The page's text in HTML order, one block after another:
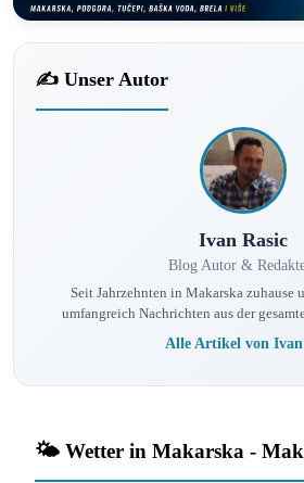
✍️ Unser Autor
Ivan Rasic
Blog Autor &
Seit Jahrzehnten in Makarska zuhause
umfangreich Nachrichten aus der
Alle Artikel von
🌤️ Wetter in Makarska -